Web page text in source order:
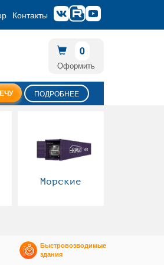
Контакты
0
Оформить
ПОДРОБНЕЕ
Морские
Быстровозводимые
здания